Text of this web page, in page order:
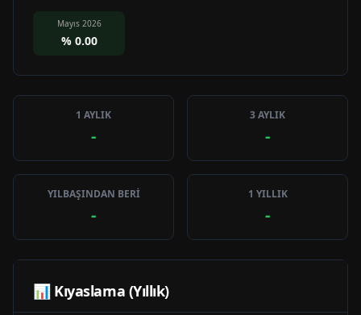
Mayıs 2026
% 0.00
1 AYLIK
-
3 AYLIK
-
YILBAŞINDAN BERİ
-
1 YILLIK
-
📊 Kıyaslama (Yıllık)